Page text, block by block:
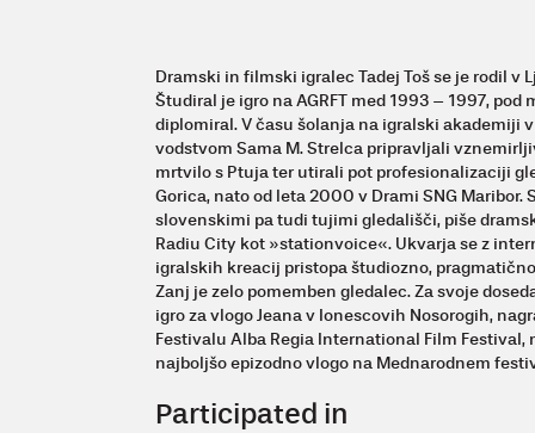
Dramski in filmski igralec Tadej Toš se je rodil v
Študiral je igro na AGRFT med 1993 – 1997,
diplomiral. V času šolanja na igralski akademiji
vodstvom Sama M. Strelca pripravljali
mrtvilo s Ptuja ter utirali pot profesionalizaciji
Gorica, nato od leta 2000 v Drami SNG
slovenskimi pa tudi tujimi gledališči, piše
Radiu City kot »stationvoice«. Ukvarja se z
igralskih kreacij pristopa študiozno,
Zanj je zelo pomemben gledalec. Za svoje
igro za vlogo Jeana v Ionescovih Nosorogih,
Festivalu Alba Regia International Film
najboljšo epizodno vlogo na Mednarodnem
Participated in